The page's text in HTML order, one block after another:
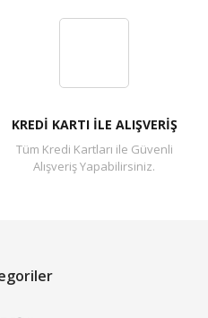
KREDİ KARTI İLE ALIŞVERİŞ
Tüm Kredi Kartları ile Güvenli
Alışveriş Yapabilirsiniz.